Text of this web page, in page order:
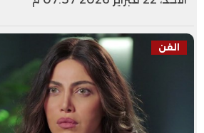
الفن